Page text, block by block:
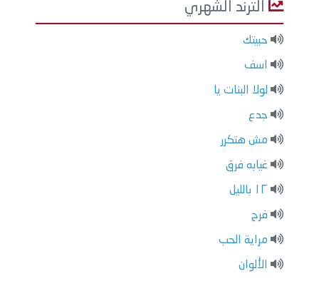
الترند الشهري
حبيتك
اسف
لولا البنات يا
جدع
مش هتكرر
غيابه فرق
١٢ بالليل
فرح
مراية الحب
الألوان